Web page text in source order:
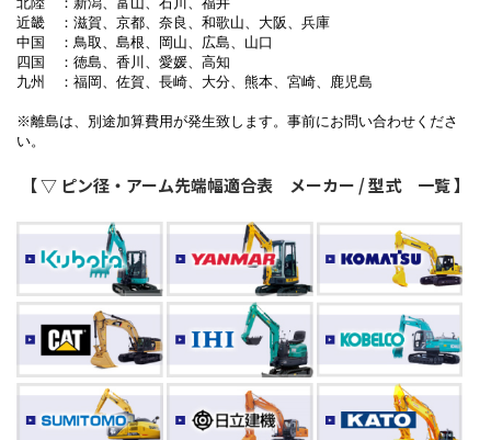
近畿 ：滋賀、京都、奈良、和歌山、大阪、兵庫
中国 ：鳥取、島根、岡山、広島、山口
四国 ：徳島、香川、愛媛、高知
九州 ：福岡、佐賀、長崎、大分、熊本、宮崎、鹿児島
※離島は、別途加算費用が発生致します。事前にお問い合わせくださ
い。
【 ▽ ピン径・アーム先端幅適合表 メーカー / 型式 一覧 】